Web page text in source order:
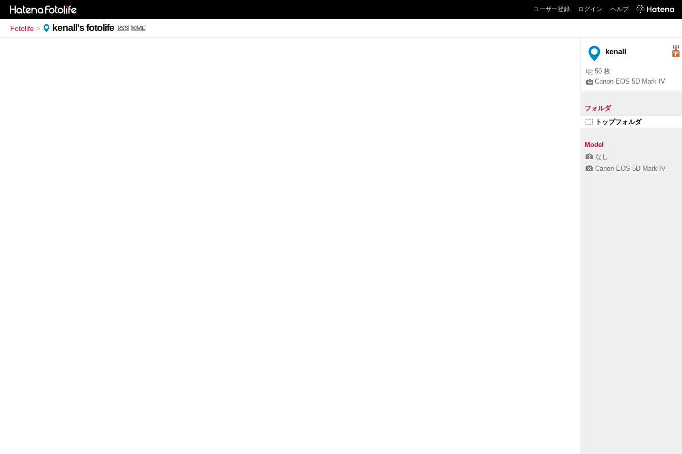
ユーザー登録 ログイン ヘルプ
Fotolife > kenall's fotolife
kenall
50 枚
Canon EOS 5D Mark IV
フォルダ
トップフォルダ
Model
なし
Canon EOS 5D Mark IV